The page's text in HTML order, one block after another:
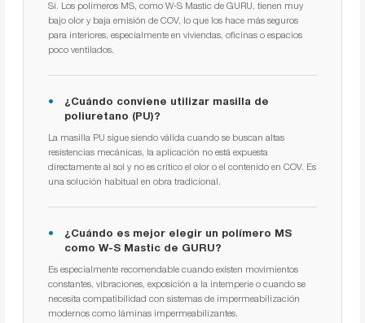
Sí. Los polímeros MS, como W-S Mastic de GURU, tienen muy
bajo olor y baja emisión de COV, lo que los hace más seguros
para interiores, especialmente en viviendas, oficinas o espacios
poco ventilados.
¿Cuándo conviene utilizar masilla de
poliuretano (PU)?
La masilla PU sigue siendo válida cuando se buscan altas
resistencias mecánicas, la aplicación no está expuesta
directamente al sol y no es crítico el olor o el contenido en COV. Es
una solución habitual en obra tradicional.
¿Cuándo es mejor elegir un polímero MS
como W-S Mastic de GURU?
Es especialmente recomendable cuando existen movimientos
constantes, vibraciones, exposición a la intemperie o cuando se
necesita compatibilidad con sistemas de impermeabilización
modernos como láminas impermeabilizantes.